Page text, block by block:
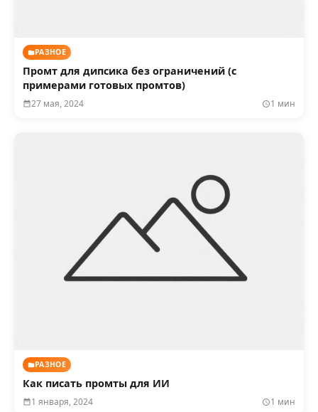
РАЗНОЕ
Промт для дипсика без ограничений (с
примерами готовых промтов)
27 мая, 2024 1 мин
РАЗНОЕ
Как писать промты для ИИ
1 января, 2024 1 мин